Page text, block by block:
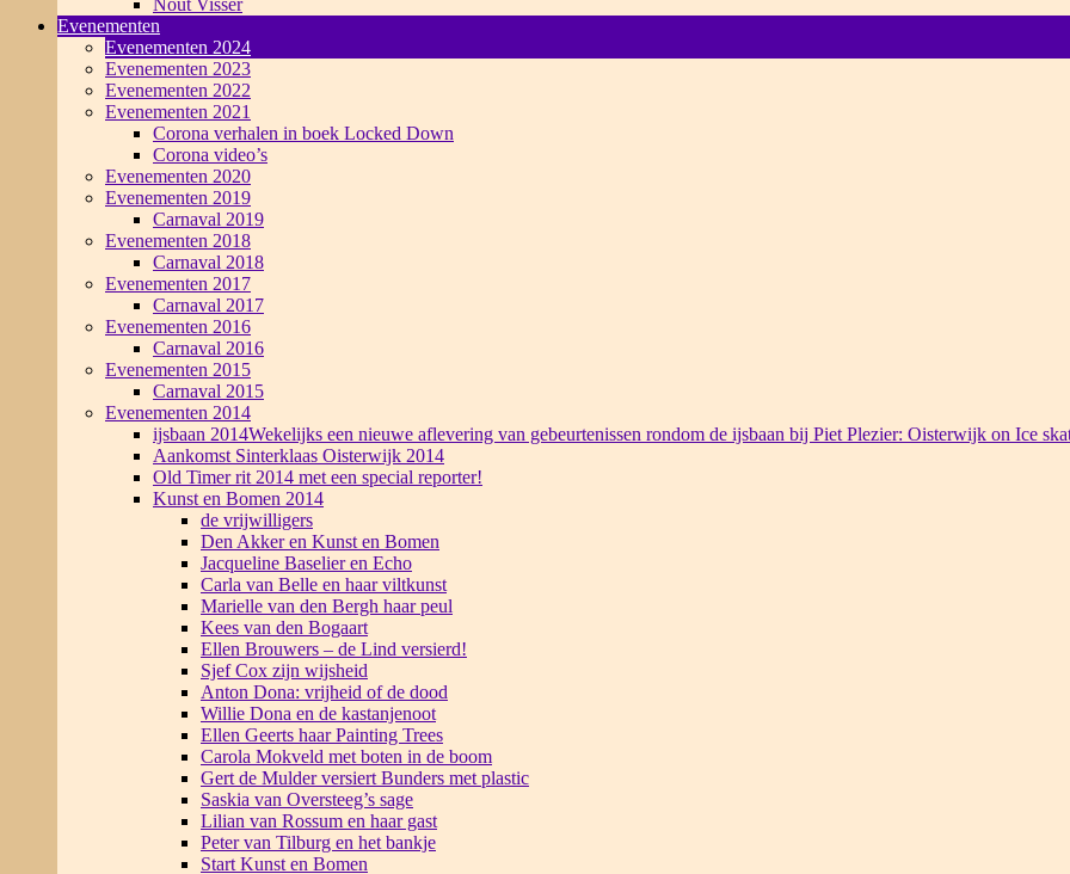
Nout Visser
Evenementen
Evenementen 2024
Evenementen 2023
Evenementen 2022
Evenementen 2021
Corona verhalen in boek Locked Down
Corona video’s
Evenementen 2020
Evenementen 2019
Carnaval 2019
Evenementen 2018
Carnaval 2018
Evenementen 2017
Carnaval 2017
Evenementen 2016
Carnaval 2016
Evenementen 2015
Carnaval 2015
Evenementen 2014
ijsbaan 2014Wekelijks een nieuwe aflevering van gebeurtenissen rondom de ijsbaan bij Piet Plezier: Oisterwijk on Ice
Aankomst Sinterklaas Oisterwijk 2014
Old Timer rit 2014 met een special reporter!
Kunst en Bomen 2014
de vrijwilligers
Den Akker en Kunst en Bomen
Jacqueline Baselier en Echo
Carla van Belle en haar viltkunst
Marielle van den Bergh haar peul
Kees van den Bogaart
Ellen Brouwers – de Lind versierd!
Sjef Cox zijn wijsheid
Anton Dona: vrijheid of de dood
Willie Dona en de kastanjenoot
Ellen Geerts haar Painting Trees
Carola Mokveld met boten in de boom
Gert de Mulder versiert Bunders met plastic
Saskia van Oversteeg’s sage
Lilian van Rossum en haar gast
Peter van Tilburg en het bankje
Start Kunst en Bomen